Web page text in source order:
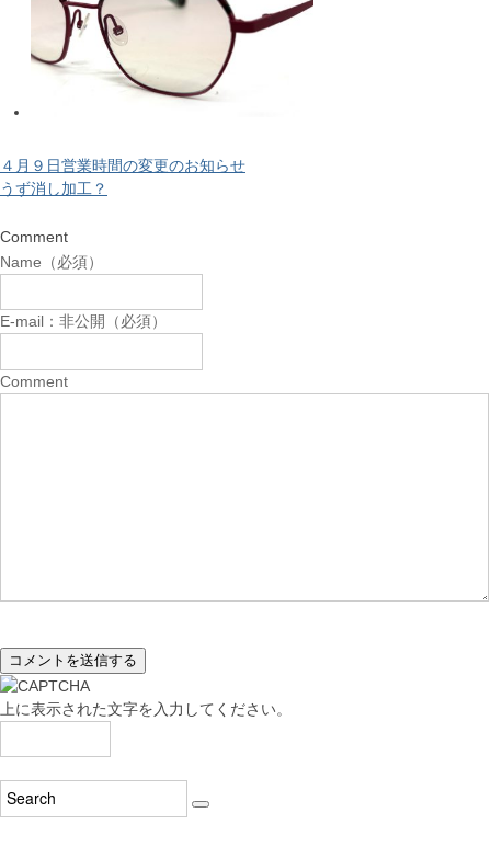
４月９日営業時間の変更のお知らせ
うず消し加工？
Comment
Name（必須）
E-mail：非公開（必須）
Comment
上に表示された文字を入力してください。